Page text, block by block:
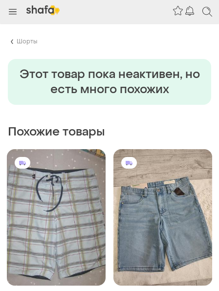
Шорты
Этот товар пока неактивен, но
есть много похожих
Похожие товары